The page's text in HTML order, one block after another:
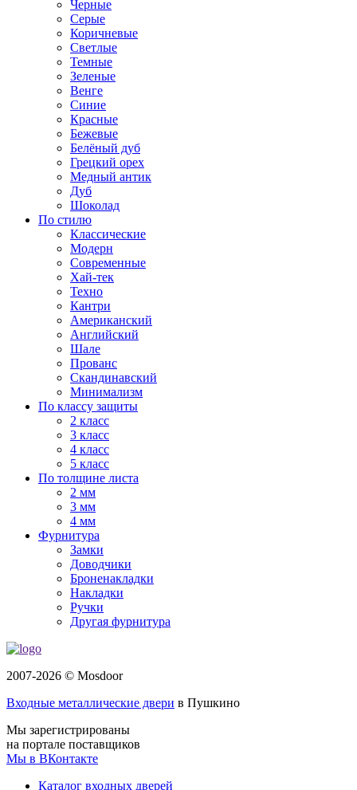
Черные
Серые
Коричневые
Светлые
Темные
Зеленые
Венге
Синие
Красные
Бежевые
Белёный дуб
Грецкий орех
Медный антик
Дуб
Шоколад
По стилю
Классические
Модерн
Современные
Хай-тек
Техно
Кантри
Американский
Английский
Шале
Прованс
Скандинавский
Минимализм
По классу защиты
2 класс
3 класс
4 класс
5 класс
По толщине листа
2 мм
3 мм
4 мм
Фурнитура
Замки
Доводчики
Броненакладки
Накладки
Ручки
Другая фурнитура
2007-2026 © Mosdoor
Входные металлические двери в Пушкино
Мы зарегистрированы
на портале поставщиков
Мы в ВКонтакте
Каталог входных дверей